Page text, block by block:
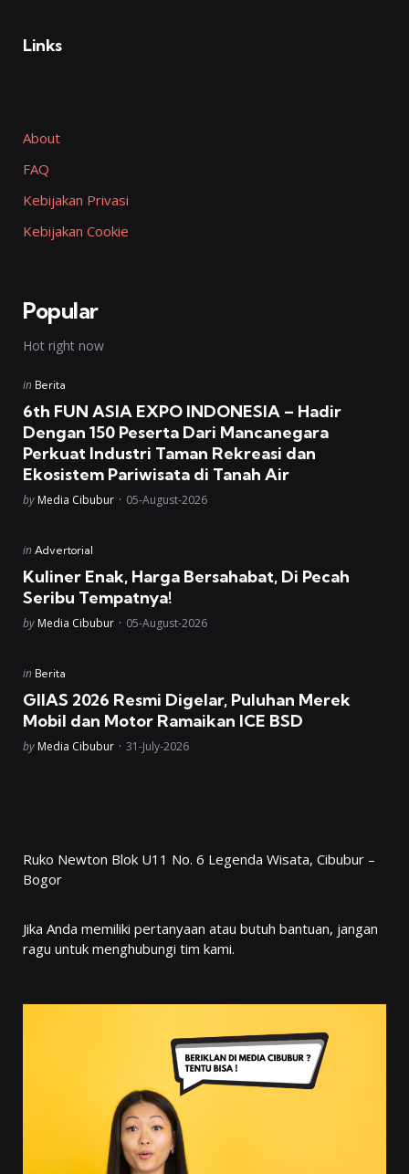
Links
About
FAQ
Kebijakan Privasi
Kebijakan Cookie
Popular
Hot right now
Posted
in Berita
6th FUN ASIA EXPO INDONESIA – Hadir
Dengan 150 Peserta Dari Mancanegara
Perkuat Industri Taman Rekreasi dan
Ekosistem Pariwisata di Tanah Air
Posted
by Media Cibubur 05-August-2026
Posted
in Advertorial
Kuliner Enak, Harga Bersahabat, Di Pecah
Seribu Tempatnya!
Posted
by Media Cibubur 05-August-2026
Posted
in Berita
GIIAS 2026 Resmi Digelar, Puluhan Merek
Mobil dan Motor Ramaikan ICE BSD
Posted
by Media Cibubur 31-July-2026
Ruko Newton Blok U11 No. 6 Legenda Wisata, Cibubur –
Bogor
Jika Anda memiliki pertanyaan atau butuh bantuan, jangan
ragu untuk menghubungi tim kami.